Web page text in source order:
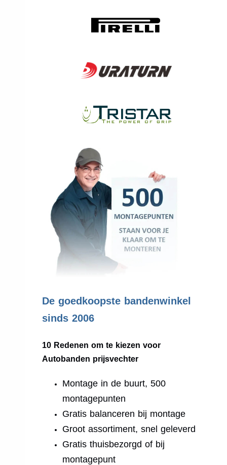
De goedkoopste bandenwinkel
sinds 2006
10 Redenen om te kiezen voor
Autobanden prijsvechter
Montage in de buurt, 500
montagepunten
Gratis balanceren bij montage
Groot assortiment, snel geleverd
Gratis thuisbezorgd of bij
montagepunt